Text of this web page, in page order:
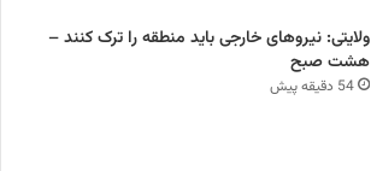
ولایتی: نیروهای خارجی باید منطقه را ترک کنند –
هشت صبح
54 دقیقه پیش